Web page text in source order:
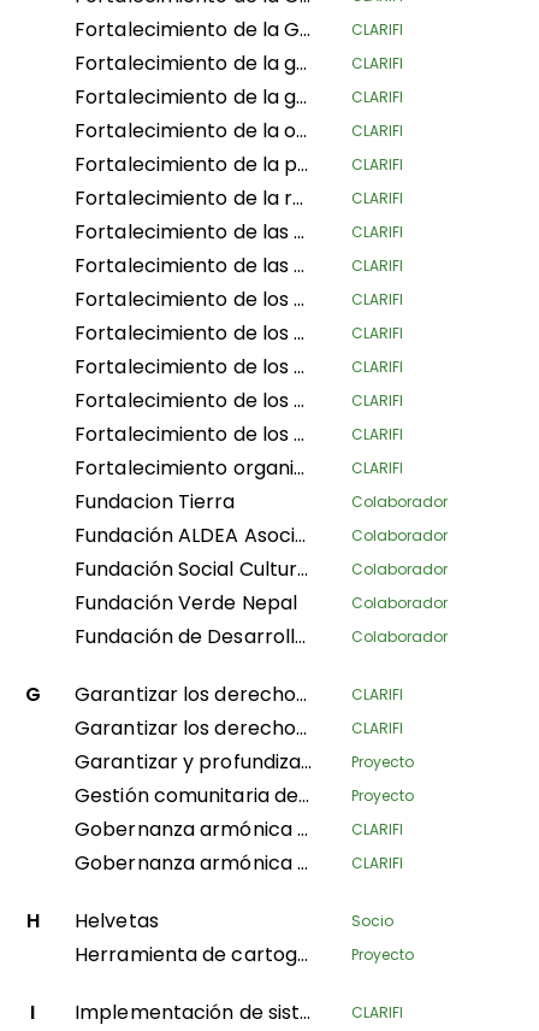
Fortalecimiento de la Gobernanza de la Alianza Global de Comunidades Territoriales CLARIFI
Fortalecimiento de la gestión territorial y ambiental de los Quilombolas en el Cerrado y la Selva Atlántica CLARIFI
Fortalecimiento de la gobernanza territorial con un enfoque de género, a través de la estrategia « Conservar mediante el uso », para mejorar las condiciones de vida dignas y la supervivencia de los Consejos Comunitarios en el departamento de Guaviare CLARIFI
Fortalecimiento de la organización, gobernanza y gestión territorial de las organizaciones y nacionalidades de la región amazónica de Ecuador CLARIFI
Fortalecimiento de la participación de las mujeres en los espacios de toma de decisiones, la vida organizativa de los pueblos y el desarrollo de acciones para enfrentar el cambio climático CLARIFI
Fortalecimiento de la resiliencia de los medios de vida de los pastores y la gobernanza del paisaje en el norte de Tanzania CLARIFI
Fortalecimiento de las estructuras de gobernanza tradicional en los territorios indígenas de la costa caribeña de Costa Rica CLARIFI
Fortalecimiento de las tierras comunitarias y territorios y protección de los recursos del pueblo Garífuna de Honduras CLARIFI
Fortalecimiento de los Reglamentos Internos para el Autogobierno de 5 Consejos Comunitarios en el departamento de Guaviare y 1 en el departamento del Cauca CLARIFI
Fortalecimiento de los derechos de los IPLC mesoamericanos a través de la gobernanza y la gestión de sus territorios CLARIFI
Fortalecimiento de los gobiernos territoriales autónomos de la Amazonía peruana del norte en su gobernanza, gestión y defensa territorial CLARIFI
Fortalecimiento de los medios de vida de las mujeres indígenas andinas-amazónicas para la conservación de la biodiversidad y la soberanía alimentaria en la región central del Perú CLARIFI
Fortalecimiento de los medios de vida en las provincias de los pueblos indígenas Pygmeos asegurando sus derechos territoriales en la provincia de Kivu del Norte CLARIFI
Fortalecimiento organizacional de la Confederación Nacional de Mujeres Indígenas de Bolivia (CNAMIB) - Fase II CLARIFI
Fundacion Tierra Colaborador
Fundación ALDEA Asociación Latinoamericana para el Desarrollo Alternativo Colaborador
Fundación Social Cultura y Educativa Azúcar Colaborador
Fundación Verde Nepal Colaborador
Fundación de Desarrollo Social Afroecuatoriana AZUCAR Colaborador
G Garantizar los derechos sobre la tierra y los bosques de las comunidades locales para aumentar su resiliencia al cambio climático CLARIFI
Garantizar los derechos territoriales de las comunidades locales y las poblaciones indígenas en el proceso de creación del área protegida de Messok-Dja mediante mapeo participativo CLARIFI
Garantizar y profundizar los derechos forestales comunitarios en Nepal mediante el gobierno local y acciones locales coordinadas Proyecto
Gestión comunitaria de incendios Proyecto
Gobernanza armónica de los territorios indígenas amazónicos para la protección del equilibrio espiritual de los recursos naturales y los modos de vida étnicos; implementación de la segunda fase del Decreto Ley 632 de 2018 CLARIFI
Gobernanza armónica de los territorios indígenas amazónicos, en protección del equilibrio espiritual del territorio y los sistemas de vida indígenas, continuando con la implementación de la segunda fase del Decreto Ley 632 de 2018 CLARIFI
H Helvetas Socio
Herramienta de cartografía participativa Proyecto
I Implementación de sistemas productivos para la conservación ambiental, la seguridad alimentaria y la autonomía económica de las mujeres en el municipio de Buenos Aires, Norte del Cauca CLARIFI